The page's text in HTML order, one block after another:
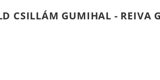
CSILLÁM GUMIHAL - REIVA